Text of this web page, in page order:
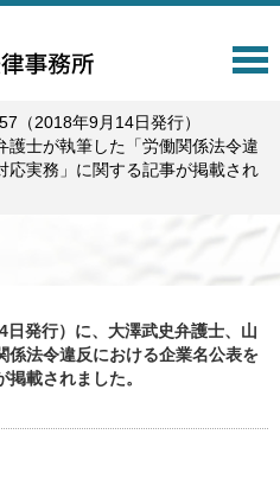
T
l
e
t
i
（2018年9月14日発行）
護士が執筆した「労働関係法令違
応実務」に関する記事が掲載され
発行）に、大澤武史弁護士、山
係法令違反における企業名公表を
載されました。